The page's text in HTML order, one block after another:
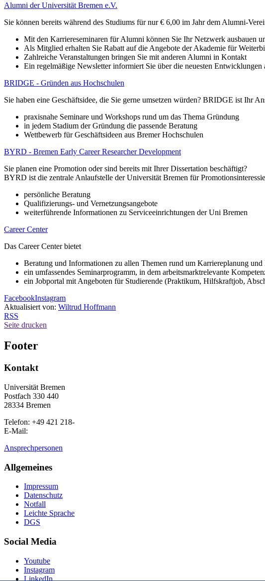
Alumni der Universität Bremen e.V.
Sie können bereits während des Studiums für nur € 6,00 im Jahr dem Alumni-
Mit den Karriereseminaren für Alumni können Sie Ihr Netzwerk ausbauen
Als Mitglied erhalten Sie Rabatt auf die Angebote der Akademie für
Zahlreiche Veranstaltungen bringen Sie mit anderen Alumni in Kontakt
Ein regelmäßige Newsletter informiert Sie über die neuesten
BRIDGE - Gründen aus Hochschulen
Sie haben eine Geschäftsidee, die Sie gerne umsetzen würden? BRIDGE ist Ihr
praxisnahe Seminare und Workshops rund um das Thema Gründung
in jedem Stadium der Gründung die passende Beratung
Wettbewerb für Geschäftsideen aus Bremer Hochschulen
BYRD - Bremen Early Career Researcher Development
Sie planen eine Promotion oder sind bereits mit Ihrer Dissertation beschäftigt?
BYRD ist die zentrale Anlaufstelle der Universität Bremen für
persönliche Beratung
Qualifizierungs- und Vernetzungsangebote
weiterführende Informationen zu Serviceeinrichtungen der Uni Bremen
Career Center
Das Career Center bietet
Beratung und Informationen zu allen Themen rund um Karriereplanung
ein umfassendes Seminarprogramm, in dem arbeitsmarktrelevante
ein Jobportal mit Angeboten für Studierende (Praktikum, Hilfskraftjob,
FacebookInstagram
Aktualisiert von: Wiltrud Hoffmann
RSS
Seite drucken
Footer
Kontakt
Universität Bremen
Postfach 330 440
28334 Bremen
Telefon: +49 421 218-
E-Mail:
Ansprechpersonen
Allgemeines
Impressum
Datenschutz
Notfall
Leichte Sprache
DGS
Social Media
Youtube
Instagram
LinkedIn